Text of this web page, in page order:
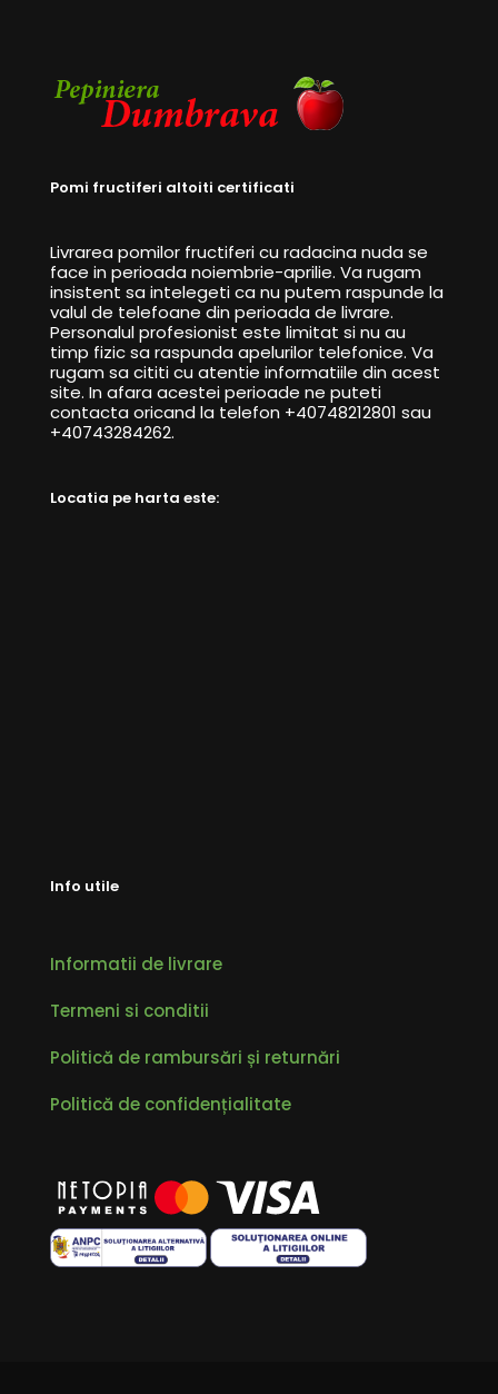
Pomi fructiferi altoiti certificati
Livrarea pomilor fructiferi cu radacina nuda se
face in perioada noiembrie-aprilie. Va rugam
insistent sa intelegeti ca nu putem raspunde la
valul de telefoane din perioada de livrare.
Personalul profesionist este limitat si nu au
timp fizic sa raspunda apelurilor telefonice. Va
rugam sa cititi cu atentie informatiile din acest
site. In afara acestei perioade ne puteti
contacta oricand la telefon +40748212801 sau
+40743284262.
Locatia pe harta este:
Info utile
Informatii de livrare
Termeni si conditii
Politică de rambursări și returnări
Politică de confidențialitate